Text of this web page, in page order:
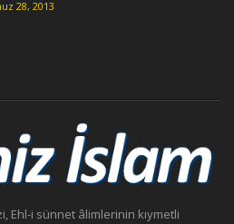
28, 2013
Ehl-i sünnet âlimlerinin kıymetli